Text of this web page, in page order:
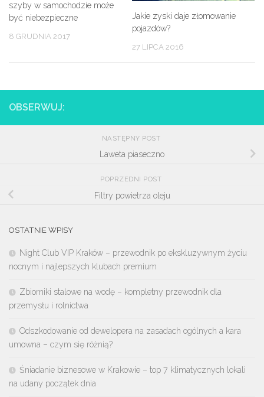
szyby w samochodzie może
być niebezpieczne
8 GRUDNIA 2017
Jakie zyski daje złomowanie
pojazdów?
27 LIPCA 2016
OBSERWUJ:
NASTĘPNY POST
Laweta piaseczno
POPRZEDNI POST
Filtry powietrza oleju
OSTATNIE WPISY
Night Club VIP Kraków – przewodnik po ekskluzywnym życiu
nocnym i najlepszych klubach premium
Zbiorniki stalowe na wodę – kompletny przewodnik dla
przemysłu i rolnictwa
Odszkodowanie od dewelopera na zasadach ogólnych a kara
umowna – czym się różnią?
Śniadanie biznesowe w Krakowie – top 7 klimatycznych lokali
na udany początek dnia